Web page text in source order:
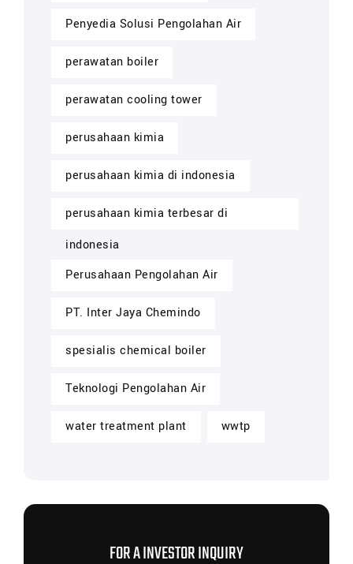
Penyedia Solusi Pengolahan Air
perawatan boiler
perawatan cooling tower
perusahaan kimia
perusahaan kimia di indonesia
perusahaan kimia terbesar di
indonesia
Perusahaan Pengolahan Air
PT. Inter Jaya Chemindo
spesialis chemical boiler
Teknologi Pengolahan Air
water treatment plant wwtp
FOR A INVESTOR INQUIRY